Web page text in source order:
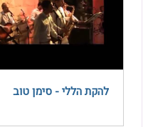
להקת הללי - סימן טוב